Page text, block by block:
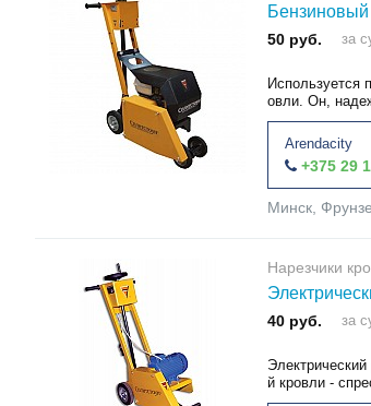
Бензиновый
50 руб. за
Используется
овли. Он,
Arendacity
+375 29
Минск,
Нарезчики
40 руб. за
й кровли -